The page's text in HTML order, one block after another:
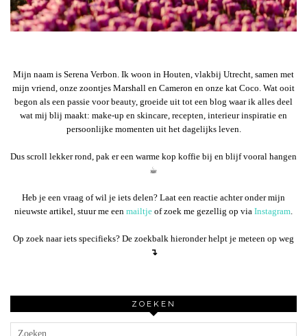
Mijn naam is Serena Verbon. Ik woon in Houten, vlakbij Utrecht, samen met
mijn vriend, onze zoontjes Marshall en Cameron en onze kat Coco. Wat ooit
begon als een passie voor beauty, groeide uit tot een blog waar ik alles deel
wat mij blij maakt: make-up en skincare, recepten, interieur inspiratie en
persoonlijke momenten uit het dagelijks leven.
Dus scroll lekker rond, pak er een warme kop koffie bij en blijf vooral hangen
☕︎
Heb je een vraag of wil je iets delen? Laat een reactie achter onder mijn
nieuwste artikel, stuur me een mailtje of zoek me gezellig op via Instagram.
Op zoek naar iets specifieks? De zoekbalk hieronder helpt je meteen op weg
↴
ZOEKEN